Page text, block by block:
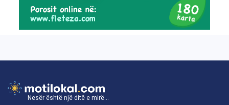
Nesër është një ditë e mirë...